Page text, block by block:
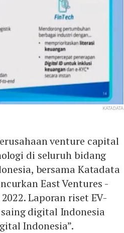
KATADATA
venture capital
di seluruh bidang
bersama Katadata
East Ventures -
Laporan riset EV-
digital Indonesia
Indonesia”.